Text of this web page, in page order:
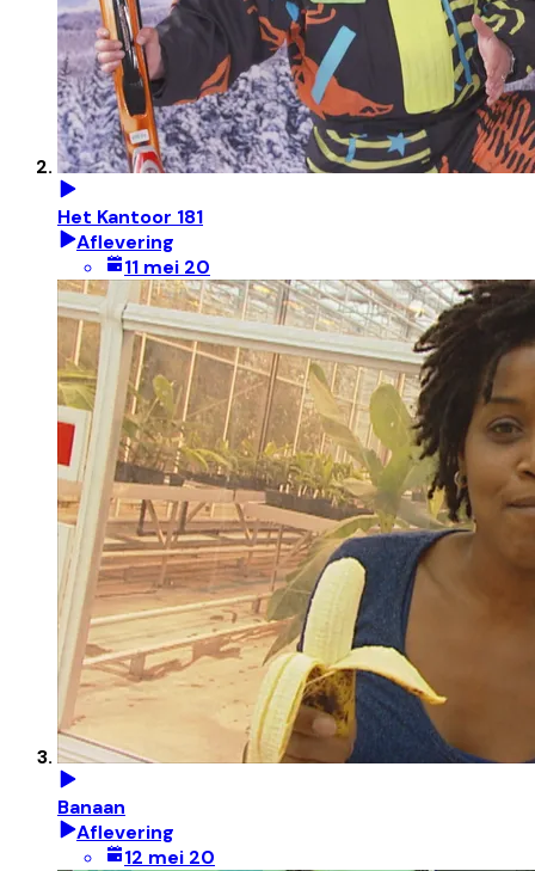
Het Kantoor 181
Aflevering
11 mei 20
Banaan
Aflevering
12 mei 20